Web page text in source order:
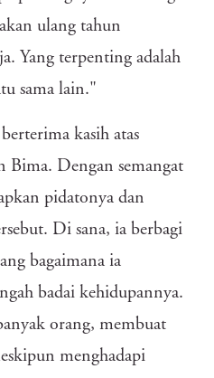
ulang tahun
Yang terpenting adalah
sama lain."
kasih atas
Bima. Dengan semangat
pidatonya dan
Di sana, ia berbagi
bagaimana ia
badai kehidupannya.
orang, membuat
menghadapi